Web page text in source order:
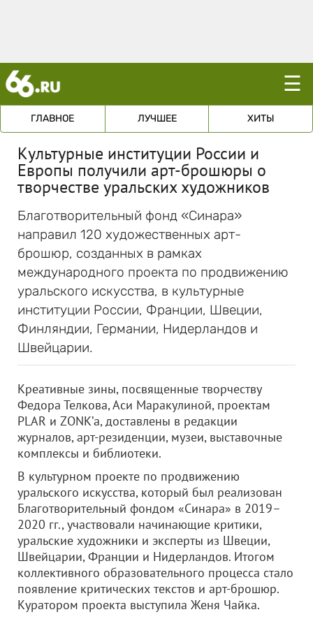
☰
ГЛАВНОЕ ЛУЧШЕЕ ХИТЫ
Культурные институции России и
Европы получили арт-брошюры о
творчестве уральских художников
Благотворительный фонд «Синара»
направил 120 художественных арт-
брошюр, созданных в рамках
международного проекта по продвижению
уральского искусства, в культурные
институции России, Франции, Швеции,
Финляндии, Германии, Нидерландов и
Швейцарии.
Креативные зины, посвященные творчеству
Федора Телкова, Аси Маракулиной, проектам
PLAR и ZONK’а, доставлены в редакции
журналов, арт-резиденции, музеи, выставочные
комплексы и библиотеки.
В культурном проекте по продвижению
уральского искусства, который был реализован
Благотворительный фондом «Синара» в 2019–
2020 гг., участвовали начинающие критики,
уральские художники и эксперты из Швеции,
Швейцарии, Франции и Нидерландов. Итогом
коллективного образовательного процесса стало
появление критических текстов и арт-брошюр.
Куратором проекта выступила Женя Чайка.